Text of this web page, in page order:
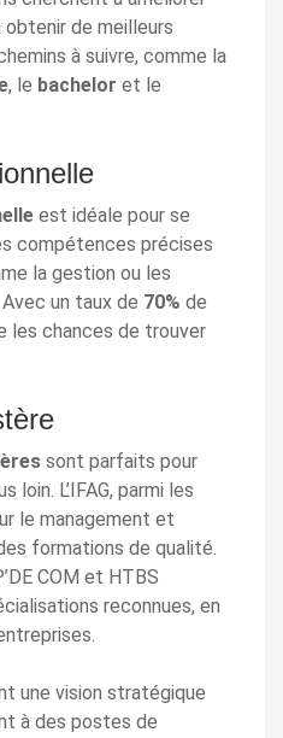
de meilleurs
à suivre, comme la
, le bachelor et le
est idéale pour se
compétences précises
la gestion ou les
un taux de 70% de
les chances de trouver
sont parfaits pour
loin. L’IFAG, parmi les
le management et
formations de qualité.
COM et HTBS
reconnues, en
une vision stratégique
à des postes de